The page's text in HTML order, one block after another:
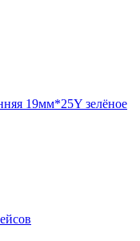
19мм*25Y зелёное